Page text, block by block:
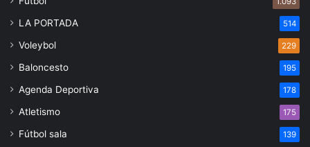
LA PORTADA 514
Voleybol 229
Baloncesto 195
Agenda Deportiva 178
Atletismo 175
Fútbol sala 139